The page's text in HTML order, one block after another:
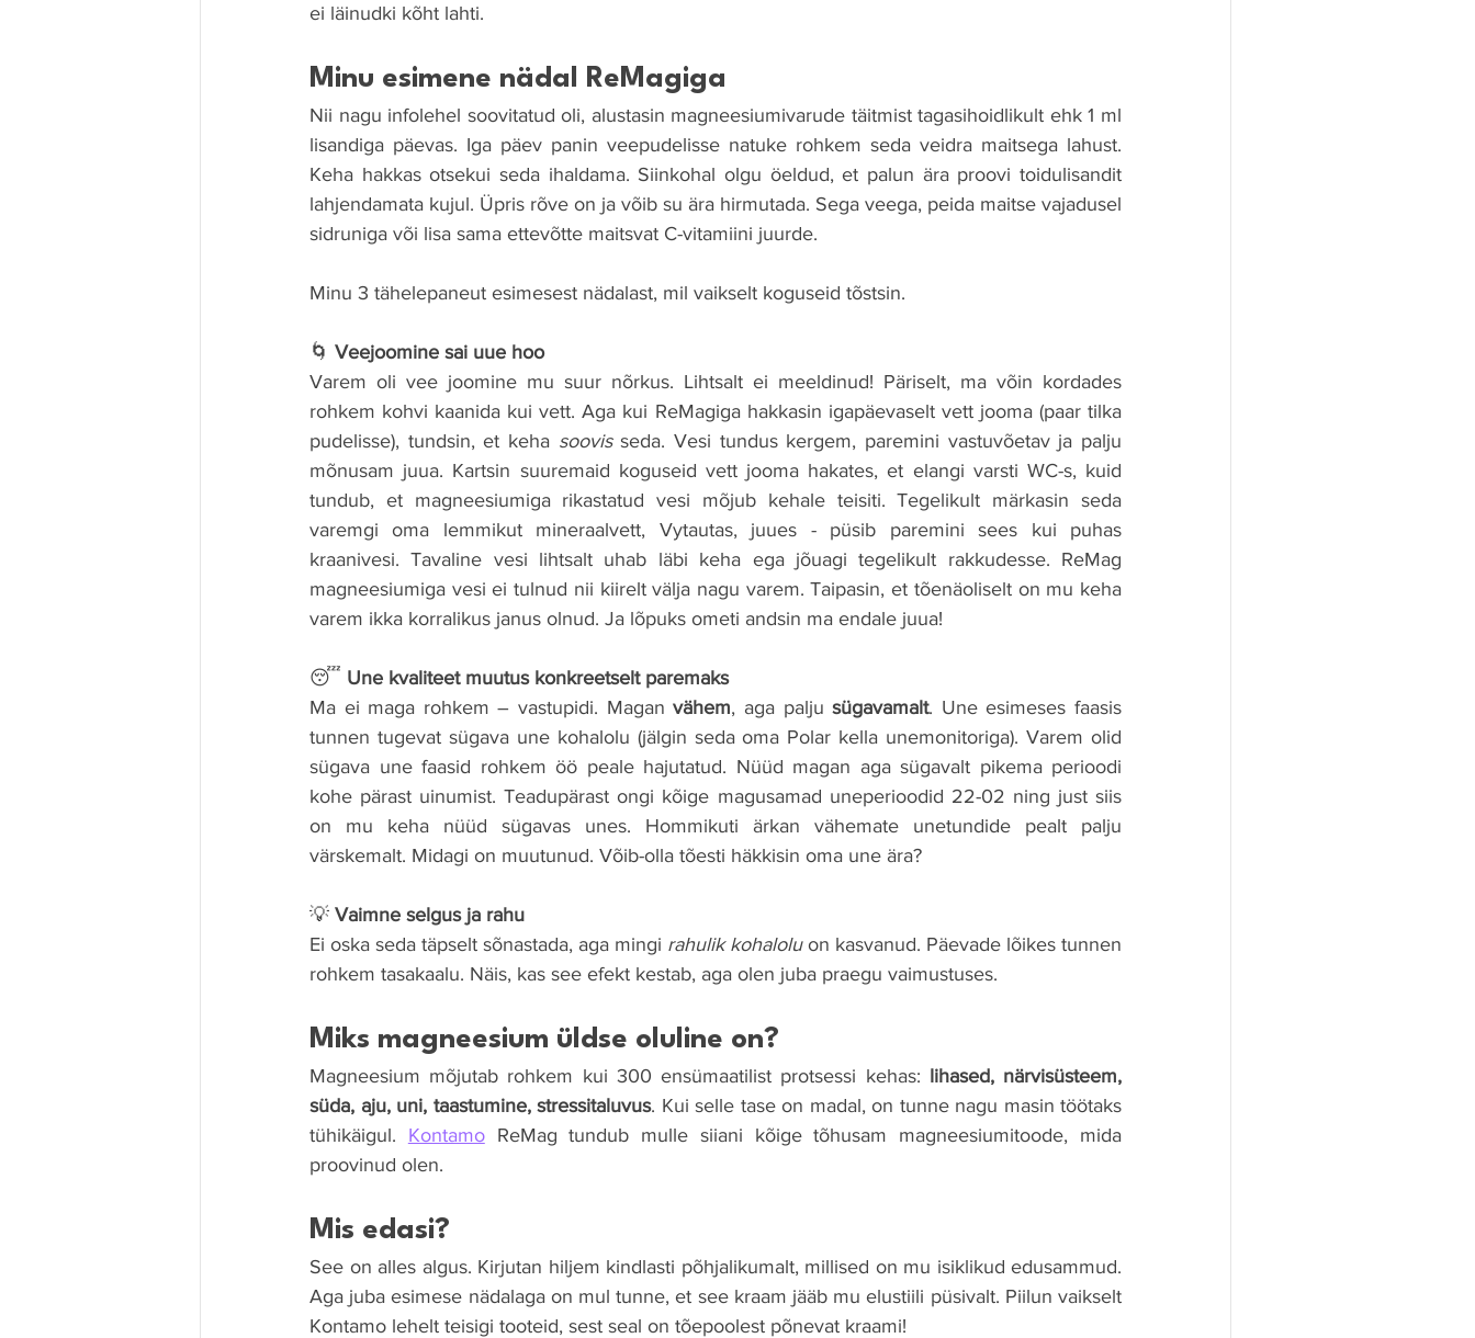
ei läinudki kõht lahti.
Minu esimene nädal ReMagiga
Nii nagu infolehel soovitatud oli, alustasin magneesiumivarude täitmist tagasihoidlikult ehk 1 ml
lisandiga päevas. Iga päev panin veepudelisse natuke rohkem seda veidra maitsega lahust.
Keha hakkas otsekui seda ihaldama. Siinkohal olgu öeldud, et palun ära proovi toidulisandit
lahjendamata kujul. Üpris rõve on ja võib su ära hirmutada. Sega veega, peida maitse vajadusel
sidruniga või lisa sama ettevõtte maitsvat C-vitamiini juurde.
Minu 3 tähelepaneut esimesest nädalast, mil vaikselt koguseid tõstsin.
🌀 Veejoomine sai uue hoo
Varem oli vee joomine mu suur nõrkus. Lihtsalt ei meeldinud! Päriselt, ma võin kordades
rohkem kohvi kaanida kui vett. Aga kui ReMagiga hakkasin igapäevaselt vett jooma (paar tilka
pudelisse), tundsin, et keha soovis seda. Vesi tundus kergem, paremini vastuvõetav ja palju
mõnusam juua. Kartsin suuremaid koguseid vett jooma hakates, et elangi varsti WC-s, kuid
tundub, et magneesiumiga rikastatud vesi mõjub kehale teisiti. Tegelikult märkasin seda
varemgi oma lemmikut mineraalvett, Vytautas, juues - püsib paremini sees kui puhas
kraanivesi. Tavaline vesi lihtsalt uhab läbi keha ega jõuagi tegelikult rakkudesse. ReMag
magneesiumiga vesi ei tulnud nii kiirelt välja nagu varem. Taipasin, et tõenäoliselt on mu keha
varem ikka korralikus janus olnud. Ja lõpuks ometi andsin ma endale juua!
😴 Une kvaliteet muutus konkreetselt paremaks
Ma ei maga rohkem – vastupidi. Magan vähem, aga palju sügavamalt. Une esimeses faasis
tunnen tugevat sügava une kohalolu (jälgin seda oma Polar kella unemonitoriga). Varem olid
sügava une faasid rohkem öö peale hajutatud. Nüüd magan aga sügavalt pikema perioodi
kohe pärast uinumist. Teadupärast ongi kõige magusamad uneperioodid 22-02 ning just siis
on mu keha nüüd sügavas unes. Hommikuti ärkan vähemate unetundide pealt palju
värskemalt. Midagi on muutunud. Võib-olla tõesti häkkisin oma une ära?
💡 Vaimne selgus ja rahu
Ei oska seda täpselt sõnastada, aga mingi rahulik kohalolu on kasvanud. Päevade lõikes tunnen
rohkem tasakaalu. Näis, kas see efekt kestab, aga olen juba praegu vaimustuses.
Miks magneesium üldse oluline on?
Magneesium mõjutab rohkem kui 300 ensümaatilist protsessi kehas: lihased, närvisüsteem,
süda, aju, uni, taastumine, stressitaluvus. Kui selle tase on madal, on tunne nagu masin töötaks
tühikäigul. Kontamo ReMag tundub mulle siiani kõige tõhusam magneesiumitoode, mida
proovinud olen.
Mis edasi?
See on alles algus. Kirjutan hiljem kindlasti põhjalikumalt, millised on mu isiklikud edusammud.
Aga juba esimese nädalaga on mul tunne, et see kraam jääb mu elustiili püsivalt. Piilun vaikselt
Kontamo lehelt teisigi tooteid, sest seal on tõepoolest põnevat kraami!